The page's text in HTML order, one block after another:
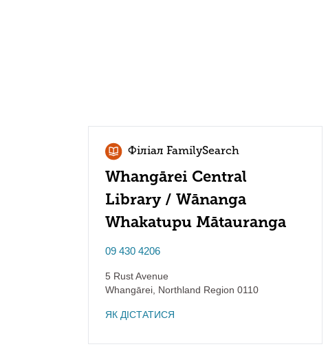
Філіал FamilySearch
Whangārei Central
Library / Wānanga
Whakatupu Mātauranga
09 430 4206
5 Rust Avenue
Whangārei Northland Region 0110
ЯК ДІСТАТИСЯ